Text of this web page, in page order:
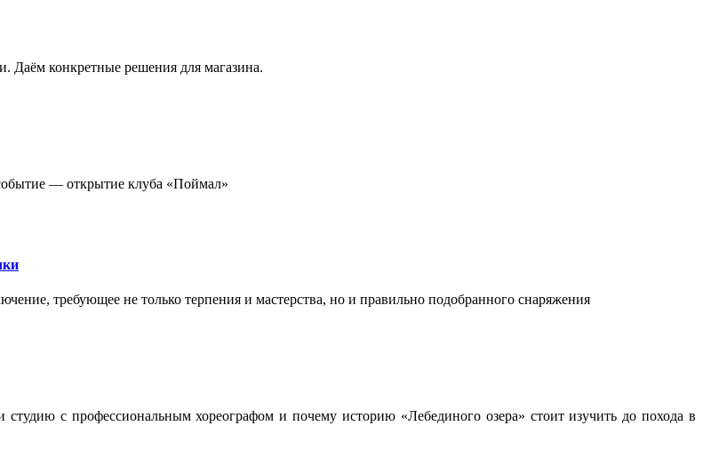
Даём конкретные решения для магазина.
— открытие клуба «Поймал»
требующее не только терпения и мастерства, но и правильно подобранного снаряжения
студию с профессиональным хореографом и почему историю «Лебединого озера» стоит изучить до похода в